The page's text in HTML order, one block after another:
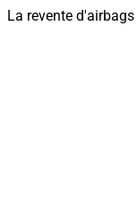
La revente